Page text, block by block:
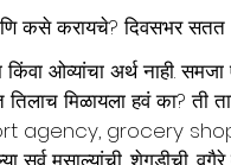
करायचे? दिवसभर सतत
किंवा ओव्यांचा अर्थ नाही.
मिळायला हवं का? ती
grocery shop